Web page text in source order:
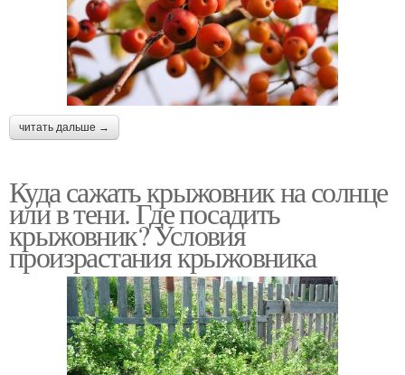
читать дальше →
Куда сажать крыжовник на солнце
или в тени. Где посадить
крыжовник? Условия
произрастания крыжовника